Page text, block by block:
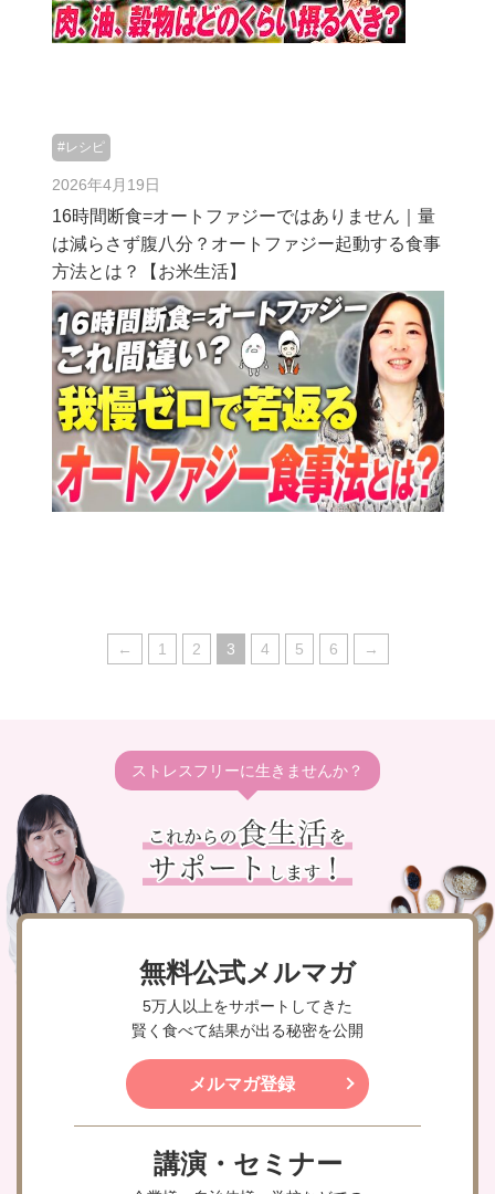
#レシピ
2026年4月19日
16時間断食=オートファジーではありません｜量
は減らさず腹八分？オートファジー起動する食事
方法とは？【お米生活】
← 1 2 3 4 5 6 →
ストレスフリーに生きませんか？
無料公式メルマガ
5万人以上をサポートしてきた
賢く食べて結果が出る秘密を公開
メルマガ登録
講演・セミナー